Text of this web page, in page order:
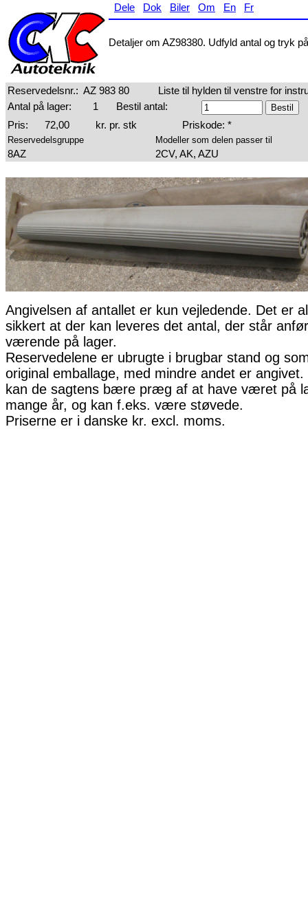
Dele Dok Biler Om En Fr
Detaljer om AZ98380. Udfyld antal og tryk
Reservedelsnr.: AZ 983 80
Liste til hylden til venstre for
Antal på lager:
1
Bestil antal:
Pris:
72,00 kr. pr. stk Priskode: *
Reservedelsgruppe Modeller som delen passer til
8AZ 2CV, AK, AZU
Angivelsen af antallet er kun vejledende. Det er
sikkert at der kan leveres det antal, der står
værende på lager.
Reservedelene er ubrugte i brugbar stand og
original emballage, med mindre andet er angivet.
kan de sagtens bære præg af at have været på
mange år, og kan f.eks. være støvede.
Priserne er i danske kr. excl. moms.